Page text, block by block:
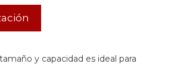
y capacidad es ideal para